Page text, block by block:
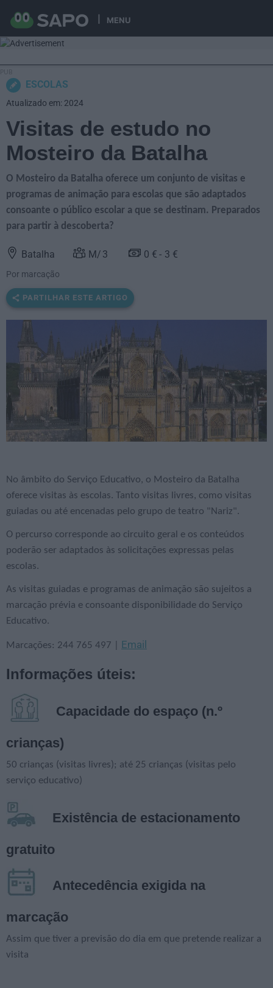
MENU
ESCOLAS
Visitas de estudo no
Mosteiro da Batalha
O Mosteiro da Batalha oferece um conjunto de visitas e
programas de animação para escolas que são adaptados
consoante o público escolar a que se destinam. Preparados
para partir à descoberta?
Batalha 3 0 € 3 €
Por marcação
PARTILHAR ESTE ARTIGO
No âmbito do Serviço Educativo, o Mosteiro da Batalha
oferece visitas às escolas. Tanto visitas livres, como visitas
guiadas ou até encenadas pelo grupo de teatro "Nariz".
O percurso corresponde ao circuito geral e os conteúdos
poderão ser adaptados às solicitações expressas pelas
escolas.
As visitas guiadas e programas de animação são sujeitos a
marcação prévia e consoante disponibilidade do Serviço
Educativo.
Marcações: 244 765 497 | Email
Informações úteis:
Capacidade do espaço (n.º
crianças)
50 crianças (visitas livres); até 25 crianças (visitas pelo
serviço educativo)
Existência de estacionamento
gratuito
Antecedência exigida na
marcação
Assim que tiver a previsão do dia em que pretende realizar a
visita
Atualizado em: 2024